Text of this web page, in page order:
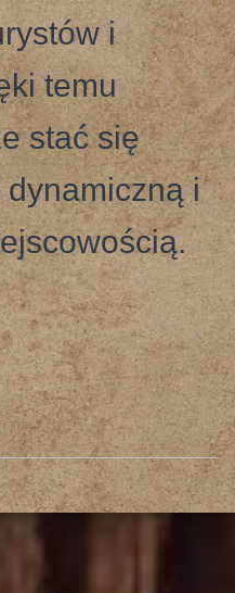
i
temu
stać się
i